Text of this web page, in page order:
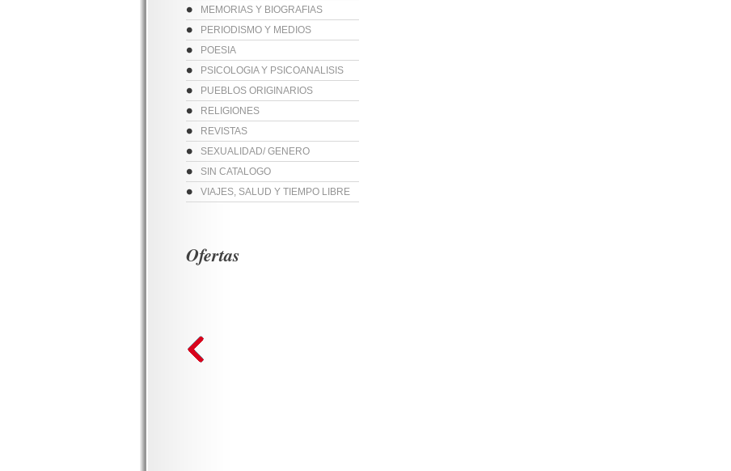
MEMORIAS Y BIOGRAFIAS
PERIODISMO Y MEDIOS
POESIA
PSICOLOGIA Y PSICOANALISIS
PUEBLOS ORIGINARIOS
RELIGIONES
REVISTAS
SEXUALIDAD/ GENERO
SIN CATALOGO
VIAJES, SALUD Y TIEMPO LIBRE
Ofertas